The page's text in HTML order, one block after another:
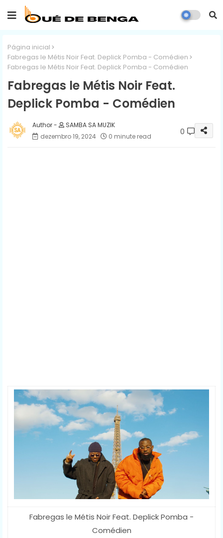
Página inicial
Fabregas le Métis Noir Feat. Deplick Pomba - Comédien
Fabregas le Métis Noir Feat. Deplick Pomba - Comédien
Fabregas le Métis Noir Feat.
Deplick Pomba - Comédien
SAMBA SA MUZIK
dezembro 19, 2024
0 minute read 0
Fabregas le Métis Noir Feat. Deplick Pomba -
Comédien